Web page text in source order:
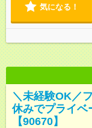
深夜シフト
気になる！
＼未経験OK／
休みでプライベ
【90670】